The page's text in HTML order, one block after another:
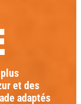
et des
adaptés